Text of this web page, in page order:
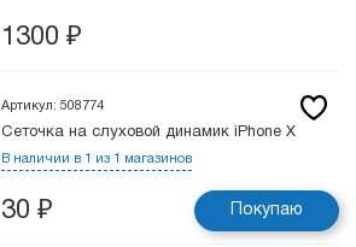
1300 ₽
Артикул: 508774
Сеточка на слуховой динамик iPhone X
В наличии в 1 из 1 магазинов
30 ₽ Покупаю